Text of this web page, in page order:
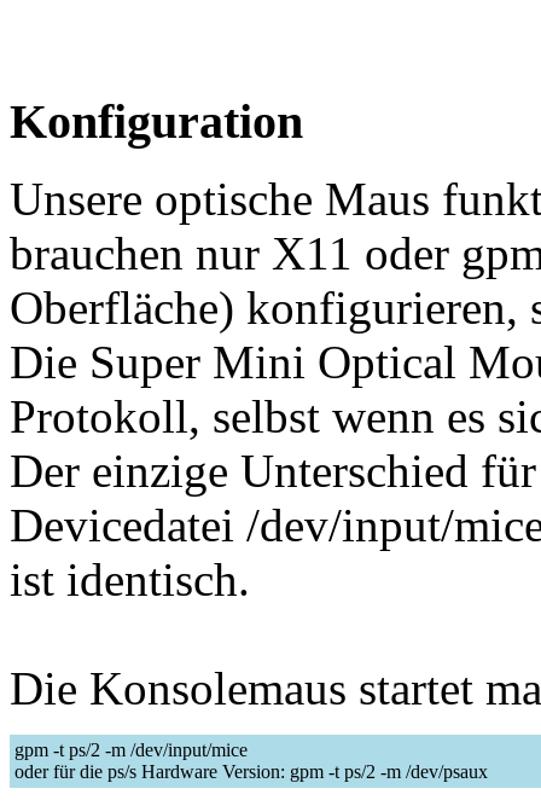
Konfiguration
Unsere optische Maus
brauchen nur X11 oder
Oberfläche) konfigurieren,
Die Super Mini Optical
Protokoll, selbst wenn es
Der einzige Unterschied
Devicedatei /dev/input/
ist identisch.
Die Konsolemaus startet
gpm -t ps/2 -m /dev/input/mice
oder für die ps/s Hardware Version: gpm -t ps/2 -m /dev/psaux